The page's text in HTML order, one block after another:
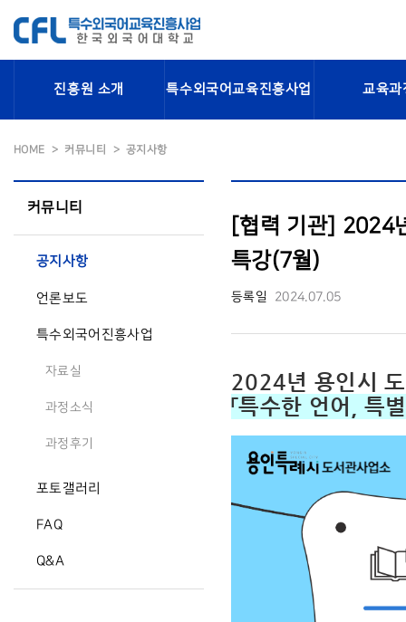
진흥원 소개 특수외국어교육진흥사업 교육과
HOME 커뮤니티 공지사항
커뮤니티
공지사항
언론보도
특수외국어진흥사업
자료실
과정소식
과정후기
포토갤러리
FAQ
Q&A
[협력 기관] 2024
특강(7월)
등록일 2024.07.05
2024년 용인시
「특수한 언어, 특